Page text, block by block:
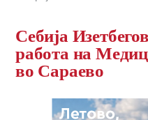
Себија
работа на
во Сараево